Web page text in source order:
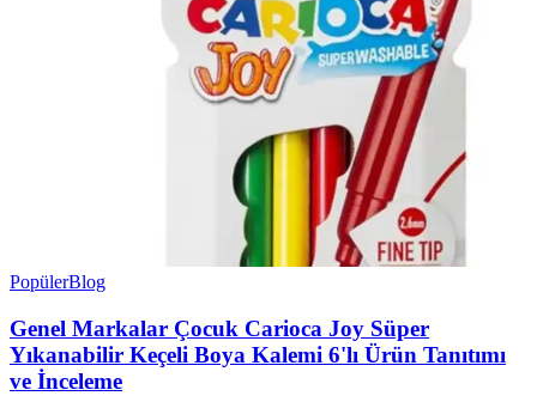
PopülerBlog
Genel Markalar Çocuk Carioca Joy Süper
Yıkanabilir Keçeli Boya Kalemi 6'lı Ürün Tanıtımı
ve İnceleme